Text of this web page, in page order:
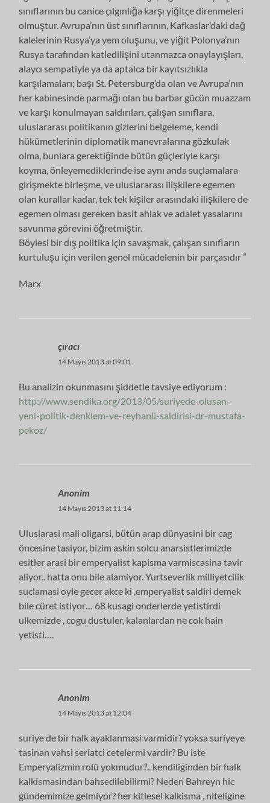
sınıflarının bu canice çılgınlığa karşı yiğitçe direnmeleri
olmuştur. Avrupa’nın üst sınıflarının, Kafkaslar’daki dağ
kalelerinin Rusya’ya yem oluşunu, ve yiğit Polonya’nın
Rusya tarafından katledilişini utanmazca onaylayışları,
alaycı sempatiyle ya da aptalca bir kayıtsızlıkla
karşılamaları; başı St. Petersburg’da olan ve Avrupa’nın
her kabinesinde parmağı olan bu barbar gücün muazzam
ve karşı konulmayan saldırıları, çalışan sınıflara,
uluslararası politikanın gizlerini belgeleme, kendi
hükümetlerinin diplomatik manevralarına gözkulak
olma, bunlara gerektiğinde bütün güçleriyle karşı
koyma, önleyemediklerinde ise aynı anda suçlamalara
girişmekte birleşme, ve uluslararası ilişkilere egemen
olan kurallar kadar, tek tek kişiler arasındaki ilişkilere de
egemen olması gereken basit ahlak ve adalet yasalarını
savunma görevini öğretmiştir.
Böylesi bir dış politika için savaşmak, çalışan sınıfların
kurtuluşu için verilen genel mücadelenin bir parçasıdır ”
Marx
çıracı
14 Mayıs 2013 at 09:01
Bu analizin okunmasını şiddetle tavsiye ediyorum :
http://www.sendika.org/2013/05/suriyede-olusan-
yeni-politik-denklem-ve-reyhanli-saldirisi-dr-mustafa-
pekoz/
Anonim
14 Mayıs 2013 at 11:14
Uluslarasi mali oligarsi, bütün arap dünyasini bir cag
öncesine tasiyor, bizim askin solcu anarsistlerimizde
esitler arasi bir emperyalist kapisma varmiscasina tavir
aliyor.. hatta onu bile alamiyor. Yurtseverlik milliyetcilik
suclamasi oyle gecer akce ki ,emperyalist saldiri demek
bile cüret istiyor… 68 kusagi onderlerde yetistirdi
ulkemizde , cogu dustuler, kalanlardan ne cok hain
yetisti….
Anonim
14 Mayıs 2013 at 12:04
suriye de bir halk ayaklanmasi varmidir? yoksa suriyeye
tasinan vahsi seriatci cetelermi vardir? Bu iste
Emperyalizmin rolü yokmudur?.. kendiliginden bir halk
kalkismasindan bahsedilebilirmi? Neden Bahreyn hic
gündemimize gelmiyor? her kitlesel kalkisma , niteligine